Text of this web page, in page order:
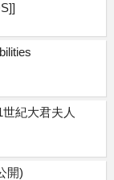
紀大君夫人
開)